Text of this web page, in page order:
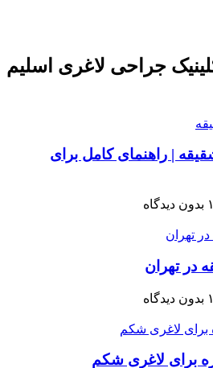
جراحی لاغری اسلیم
| راهنمای کامل برای
بدون دیدگاه
در تهران
بدون دیدگاه
برای لاغری شکم